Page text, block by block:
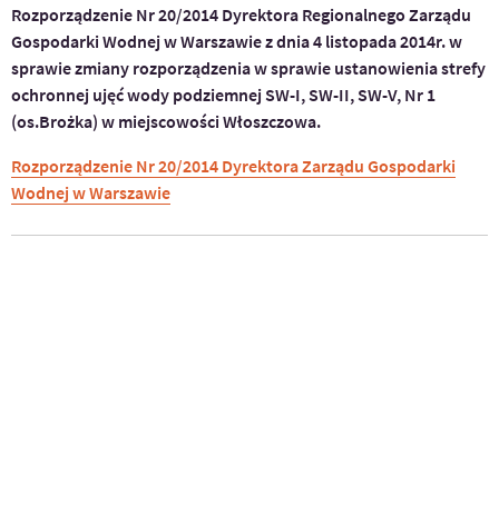
Rozporządzenie Nr 20/2014 Dyrektora Regionalnego Zarządu
Gospodarki Wodnej w Warszawie z dnia 4 listopada 2014r. w
sprawie zmiany rozporządzenia w sprawie ustanowienia strefy
ochronnej ujęć wody podziemnej SW-I, SW-II, SW-V, Nr 1
(os.Brożka) w miejscowości Włoszczowa.
Rozporządzenie Nr 20/2014 Dyrektora Zarządu Gospodarki
Wodnej w Warszawie